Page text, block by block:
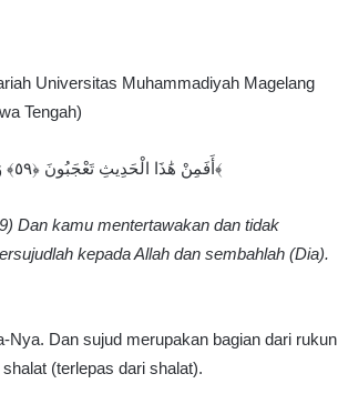
Universitas Muhammadiyah Magelang
Tengah)
أَفَمِنْ هَٰذَا الْحَدِيثِ تَعْجَبُونَ ﴿٥٩﴾ وَتَضْحَكُونَ وَلَا تَبْكُونَ ﴿٦٠﴾ وَأَنتُمْ سَامِدُونَ ﴿٦١﴾ فَاسْجُدُوا لِلَّهِ وَاعْبُدُوا ۩﴿٦٢﴾
Dan kamu mentertawakan dan tidak
kepada Allah dan sembahlah (Dia).
Dan sujud merupakan bagian dari rukun
(terlepas dari shalat).